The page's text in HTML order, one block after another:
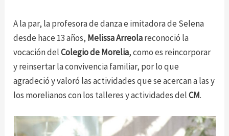
A la par, la profesora de danza e imitadora de Selena
desde hace 13 años, Melissa Arreolareconoció la
vocación delColegio de Morelia, como es reincorporar
y reinsertar la convivencia familiar, por lo que
agradeció y valoró las actividades que se acercan a las y
los morelianos con los talleres y actividades delCM.